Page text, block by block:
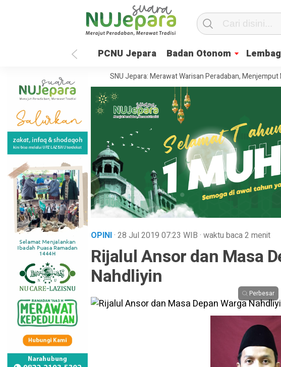
PCNU Jepara Badan Otonom
35 Tahun UNISNU Jepara: Merawat Warisan Peradaban, Menjemput Masa
OPINI· 28 Jul 2019 07:23 WIB · waktu baca 2 menit
Rijalul Ansor dan Masa
Nahdliyin
Perbesar